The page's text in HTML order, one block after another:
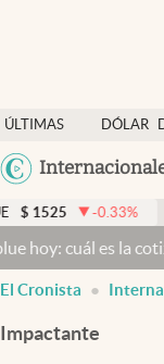
ÚLTIMAS
NOTICIAS
DÓLAR
Dólar
Members
Economía y Política
Finanzas y Mercados
Mercados Online
Negocios
-0.33% DÓLAR
es la cotización del
El Cronista
Impactante